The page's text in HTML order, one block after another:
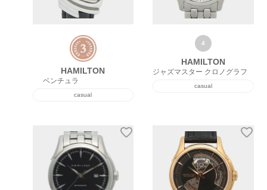
HAMILTON
ベンチュラ
casual
HAMILTON
ジャズマスター クロノグラフ
casual